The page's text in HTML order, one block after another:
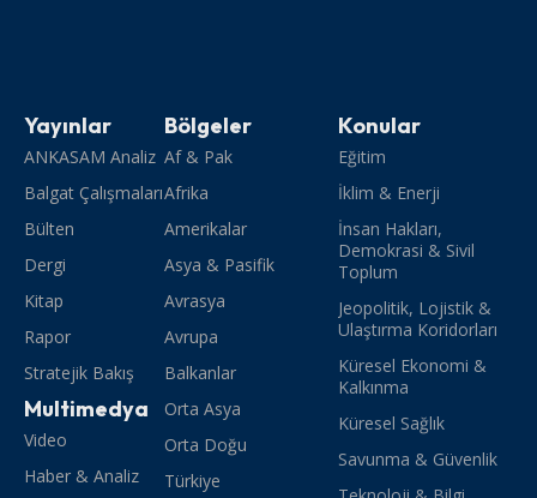
Yayınlar
ANKASAM Analiz
Balgat Çalışmaları
Bülten
Dergi
Kitap
Rapor
Stratejik Bakış
Multimedya
Video
Haber & Analiz
Bölgeler
Af & Pak
Afrika
Amerikalar
Asya & Pasifik
Avrasya
Avrupa
Balkanlar
Orta Asya
Orta Doğu
Türkiye
Konular
Eğitim
İklim & Enerji
İnsan Hakları,
Demokrasi & Sivil
Toplum
Jeopolitik, Lojistik &
Ulaştırma Koridorları
Küresel Ekonomi &
Kalkınma
Küresel Sağlık
Savunma & Güvenlik